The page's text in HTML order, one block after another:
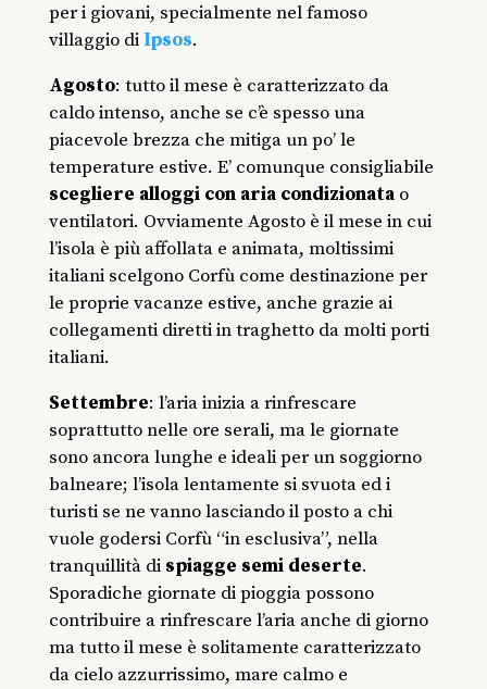
per i giovani, specialmente nel famoso
villaggio di Ipsos.
Agosto: tutto il mese è caratterizzato da
caldo intenso, anche se c’è spesso una
piacevole brezza che mitiga un po’ le
temperature estive. E’ comunque consigliabile
scegliere alloggi con aria condizionatao
ventilatori. Ovviamente Agosto è il mese in cui
l’isola è più affollata e animata, moltissimi
italiani scelgono Corfù come destinazione per
le proprie vacanze estive, anche grazie ai
collegamenti diretti in traghetto da molti porti
italiani.
Settembre: l’aria inizia a rinfrescare
soprattutto nelle ore serali, ma le giornate
sono ancora lunghe e ideali per un soggiorno
balneare; l’isola lentamente si svuota ed i
turisti se ne vanno lasciando il posto a chi
vuole godersi Corfù “in esclusiva”, nella
tranquillità di spiagge semi deserte.
Sporadiche giornate di pioggia possono
contribuire a rinfrescare l’aria anche di giorno
ma tutto il mese è solitamente caratterizzato
da cielo azzurrissimo, mare calmo e